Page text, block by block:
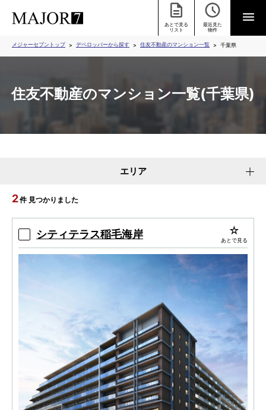
あとで見る
リスト
最近見た
物件
メジャーセブントップ デベロッパーから探す 住友不動産のマンション一覧 千葉県
住友不動産のマンション一覧(千葉県)
エリア
2件 見つかりました
シティテラス稲毛海岸 あとで見る